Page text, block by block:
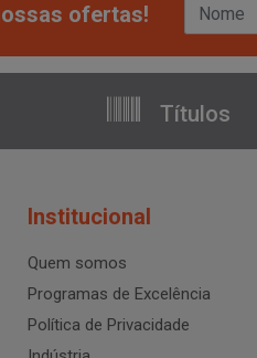
ofertas!
Títulos
Institucional
Quem somos
Programas de Excelência
Política de Privacidade